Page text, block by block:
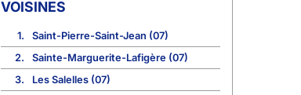
VOISINES
1.
Saint-Pierre-Saint-Jean (07)
2.
Sainte-Marguerite-Lafigère (07)
3.
Les Salelles (07)